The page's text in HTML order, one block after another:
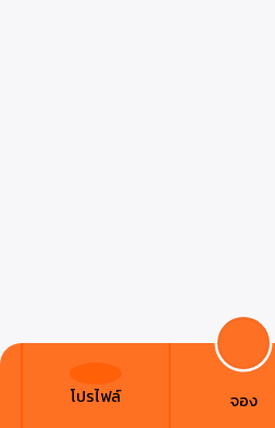
โปรไฟล์ จอง